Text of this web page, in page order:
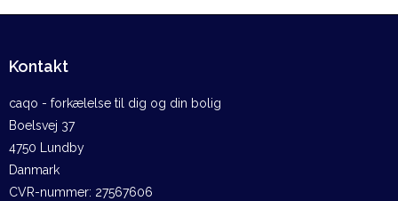
Kontakt
caqo - forkælelse til dig og din bolig
Boelsvej 37
4750 Lundby
Danmark
CVR-nummer: 27567606